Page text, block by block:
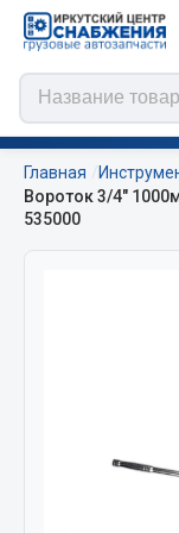
Цепи
Весь раздел
Главная
Вороток 3/4"
535000